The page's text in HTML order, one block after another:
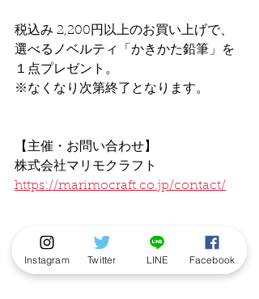
税込み 2,200円以上のお買い上げで、
選べるノベルティ「かきかた鉛筆」を
１点プレゼント。
※なくなり次第終了となります。
【主催・お問い合わせ】
株式会社マリモクラフト
https://marimocraft.co.jp/contact/
Instagram Twitter LINE Facebook